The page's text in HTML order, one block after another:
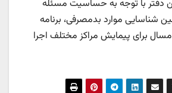
دفتر با توجه به حساسیت مسئله
شناسایی موارد بدمصرفی، برنامه
امسال برای پیمایش مراکز مختلف اجرا